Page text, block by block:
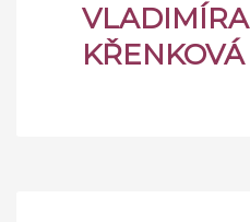
VLADIMÍRA
KŘENKOVÁ